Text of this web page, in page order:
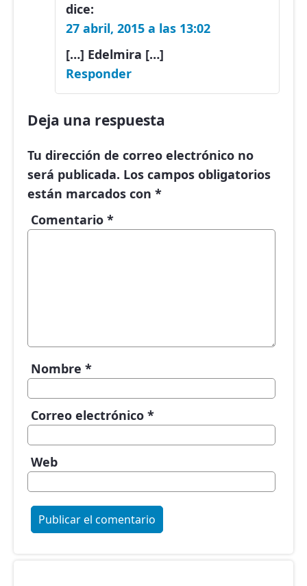
dice:
27 abril, 2015 a las 13:02
[…] Edelmira […]
Responder
Deja una respuesta
Tu dirección de correo electrónico no
será publicada. Los campos obligatorios
están marcados con *
Comentario *
Nombre *
Correo electrónico *
Web